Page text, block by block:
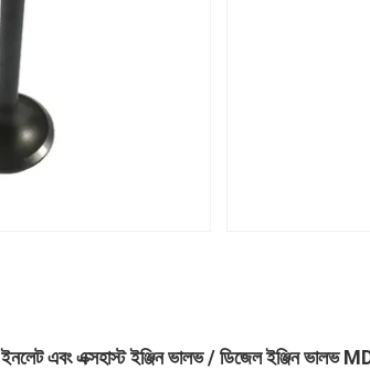
ইনলেট এবং এক্সহাস্ট ইঞ্জিন ভালভ / ডিজেল ইঞ্জিন